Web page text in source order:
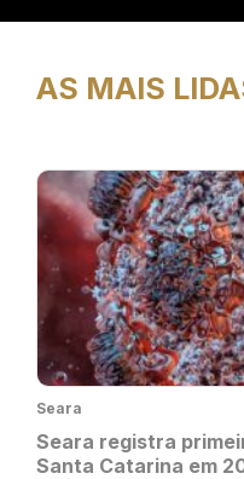
AS MAIS
Seara
Seara registra
Santa Catarina em